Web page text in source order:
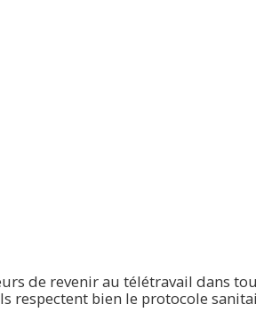
de revenir au télétravail dans
bien le protocole